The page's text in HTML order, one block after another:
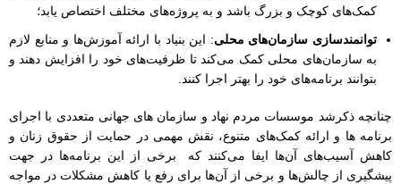
کمک‌های کوچک و بزرگ باشد و به پروژه‌های مختلف اختصاص یابد؛
توانمندسازی سازمان‌های محلی: این بنیاد با ارائه آموزش‌ها و منابع لازم
به سازمان‌های محلی کمک می‌کند تا ظرفیت‌های خود را افزایش دهند و
بتوانند برنامه‌های خود را بهتر اجرا کنند.
چنانچه ذکرشد موسسات مردم نهاد و سازمان های جهانی متعددی با اجرای
برنامه ها و ارائه کمک‌های متنوع، نقش مهمی در حمایت از حقوق زنان و
کاهش آسیب‌های آن‌ها ایفا می‌کنند که برخی از این برنامه‌ها در جهت
پیشگیری از چالش‌ها و برخی از آن‌ها برای رفع یا کاهش مشکلات در مواجه